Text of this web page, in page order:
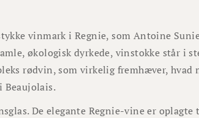
vinmark i Regnie, som Antoine
økologisk dyrkede, vinstokke står i
rødvin, som virkelig fremhæver, hvad
Beaujolais.
De elegante Regnie-vine er